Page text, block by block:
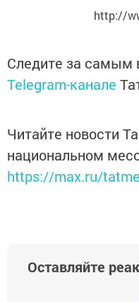
http://
Следите за
Telegram-канале
Читайте новости
национальном
https://max.ru/
Оставляйте